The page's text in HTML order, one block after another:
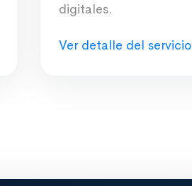
digitales.
Ver detalle del servicio